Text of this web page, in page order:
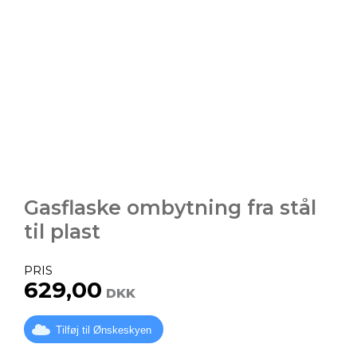
Gasflaske ombytning fra stål
til plast
PRIS
629,00 DKK
Tilføj til Ønskeskyen